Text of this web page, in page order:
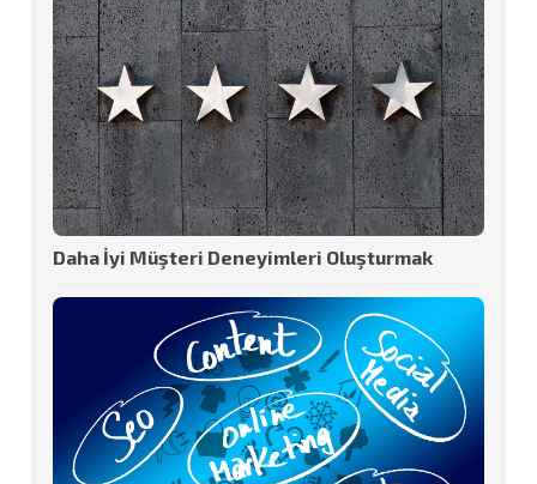
Daha İyi Müşteri Deneyimleri Oluşturmak